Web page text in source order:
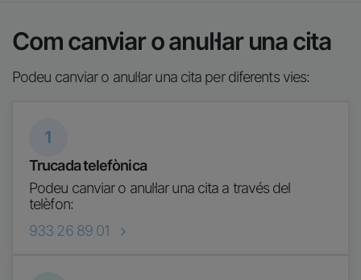
Com canviar o anul·lar una cita
Podeu canviar o anul·lar una cita per diferents vies:
1
Trucada telefònica
Podeu canviar o anul·lar una cita a través del
telèfon:
933 26 89 01